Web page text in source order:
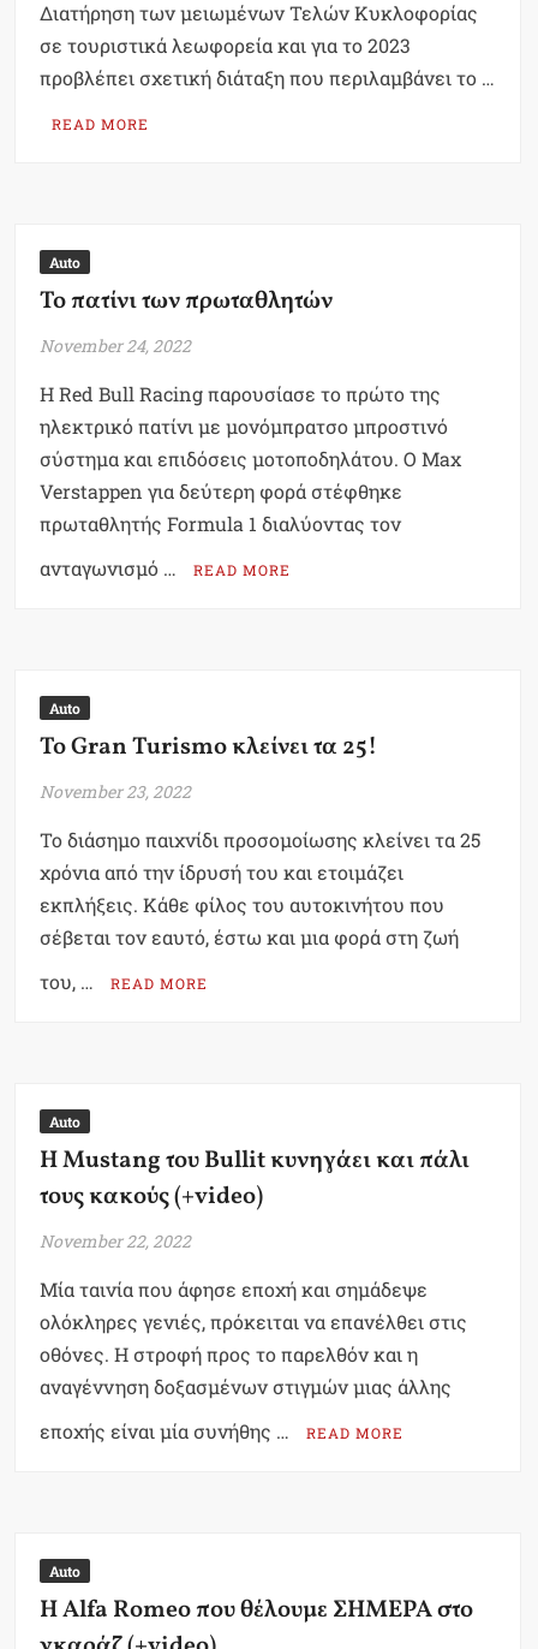
Διατήρηση των μειωμένων Τελών Κυκλοφορίας
σε τουριστικά λεωφορεία και για το 2023
προβλέπει σχετική διάταξη που περιλαμβάνει το …
READ MORE
Auto
Το πατίνι των πρωταθλητών
November 24, 2022
Η Red Bull Racing παρουσίασε το πρώτο της
ηλεκτρικό πατίνι με μονόμπρατσο μπροστινό
σύστημα και επιδόσεις μοτοποδηλάτου. Ο Max
Verstappen για δεύτερη φορά στέφθηκε
πρωταθλητής Formula 1 διαλύοντας τον
ανταγωνισμό …
READ MORE
Auto
Το Gran Turismo κλείνει τα 25!
November 23, 2022
Το διάσημο παιχνίδι προσομοίωσης κλείνει τα 25
χρόνια από την ίδρυσή του και ετοιμάζει
εκπλήξεις. Κάθε φίλος του αυτοκινήτου που
σέβεται τον εαυτό, έστω και μια φορά στη ζωή
του, …
READ MORE
Auto
Η Mustang του Bullit κυνηγάει και πάλι
τους κακούς (+video)
November 22, 2022
Μία ταινία που άφησε εποχή και σημάδεψε
ολόκληρες γενιές, πρόκειται να επανέλθει στις
οθόνες. Η στροφή προς το παρελθόν και η
αναγέννηση δοξασμένων στιγμών μιας άλλης
εποχής είναι μία συνήθης …
READ MORE
Auto
H Alfa Romeo που θέλουμε ΣΗΜΕΡΑ στο